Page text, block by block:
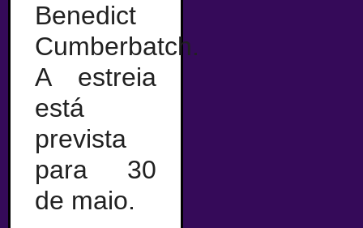
Benedict
Cumberbatch.
A estreia
está
prevista
para 30
de maio.